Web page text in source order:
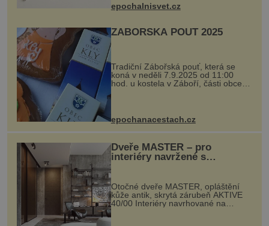
kovový...
epochalnisvet.cz
ZÁBOŘSKÁ POUŤ 2025
Tradiční Zábořská pouť, která se
koná v neděli 7.9.2025 od 11:00
hod. u kostela v Záboří, části obce
Kly u Mělníka. V programu naleznete
komentovanou prohlídku kostela,
epochanacestach.cz
Dveře MASTER – pro
interiéry navržené s
rozumem i vášní!
Otočné dveře MASTER, opláštění
kůže antik, skrytá zárubeň AKTIVE
40/00 Interiéry navrhované na
zakázku často vyžadují atypické
rozměry nejen nábytku, ale i